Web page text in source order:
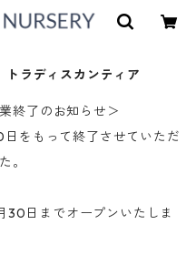
トラディスカンティア
終了のお知らせ＞
をもって終了させていただ
。
30日までオープンいたしま